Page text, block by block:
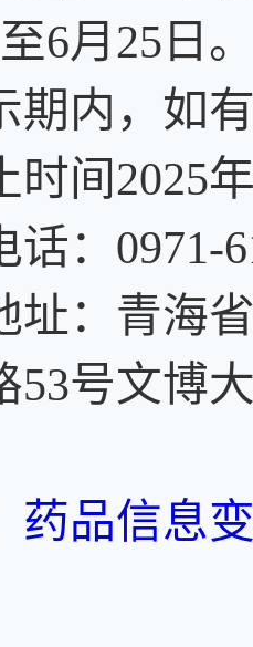
6月25日
，如有
时间2025
0971-
青海省
53号文博
药品信息